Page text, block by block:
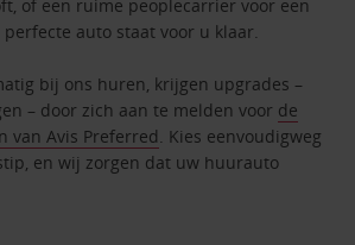
of een ruime peoplecarrier voor een
auto staat voor u klaar.
bij ons huren, krijgen upgrades –
– door zich aan te melden voor de
van Avis Preferred. Kies eenvoudigweg
en wij zorgen dat uw huurauto